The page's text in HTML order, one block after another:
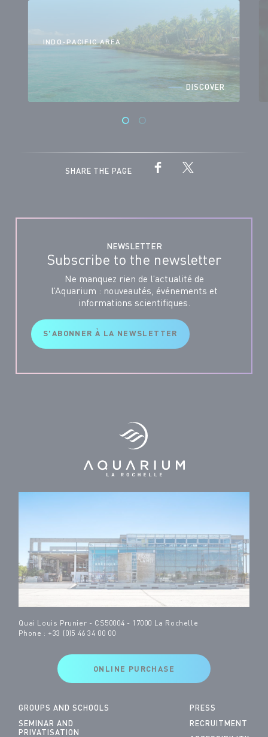
INDO-PACIFIC AREA
DISCOVER
SHARE THE PAGE
NEWSLETTER
Subscribe to the newsletter
Ne manquez rien de l’actualité de
l’Aquarium : nouveautés, événements et
informations scientifiques.
S'ABONNER À LA NEWSLETTER
Quai Louis Prunier - CS50004 - 17000 La Rochelle
Phone : +33 (0)5 46 34 00 00
ONLINE PURCHASE
GROUPS AND SCHOOLS
SEMINAR AND
PRIVATISATION
PRESS
RECRUITMENT